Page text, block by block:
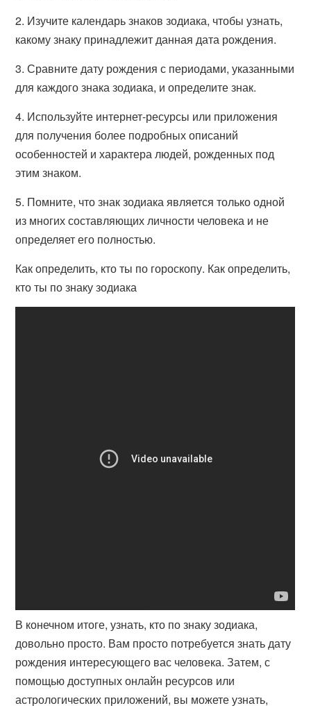
2. Изучите календарь знаков зодиака, чтобы узнать,
какому знаку принадлежит данная дата рождения.
3. Сравните дату рождения с периодами, указанными
для каждого знака зодиака, и определите знак.
4. Используйте интернет-ресурсы или приложения
для получения более подробных описаний
особенностей и характера людей, рожденных под
этим знаком.
5. Помните, что знак зодиака является только одной
из многих составляющих личности человека и не
определяет его полностью.
Как определить, кто ты по гороскопу. Как определить,
кто ты по знаку зодиака
В конечном итоге, узнать, кто по знаку зодиака,
довольно просто. Вам просто потребуется знать дату
рождения интересующего вас человека. Затем, с
помощью доступных онлайн ресурсов или
астрологических приложений, вы можете узнать,